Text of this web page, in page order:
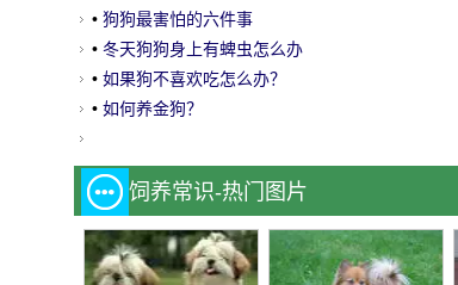
响？
• 狗狗最害怕的六件事
• 冬天狗狗身上有蜱虫怎么办
• 如果狗不喜欢吃怎么办？
• 如何养金狗？
饲养常识-热门图片